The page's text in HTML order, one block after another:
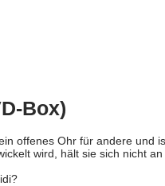
Box)
offenes Ohr für andere und
wird, hält sie sich nicht